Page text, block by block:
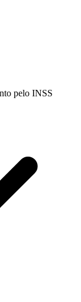
pelo INSS